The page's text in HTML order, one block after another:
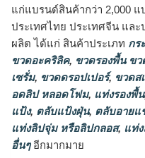
แก่แบรนด์สินค้ากว่า 2,000 แ
ประเทศไทย ประเทศจีน แล
ผลิต ได้แก่ สินค้าประเภท กร
ขวดอะคริลิค, ขวดรองพื้น ข
เซรั่ม, ขวดดรอปเปอร์, ขวดส
อดลิป หลอดโฟม, แท่งรองพื้น
แป้ง, ตลับแป้งฝุ่น, ตลับอายแ
แท่งลิปจุ่ม หรือลิปกลอส, แท่
อื่นๆอีกมากมาย